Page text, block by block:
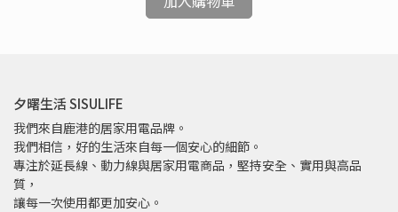
夕曙生活 SISULIFE
我們來自鹿港的居家用電品牌。
我們相信，好的生活來自每一個安心的細節。
專注於延長線、動力線與居家用電商品，堅持安全、實用與高品
質，
讓每一次使用都更加安心。